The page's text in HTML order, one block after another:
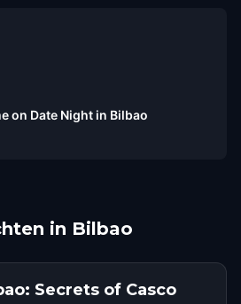
on Date Night in Bilbao
in Bilbao
Secrets of Casco